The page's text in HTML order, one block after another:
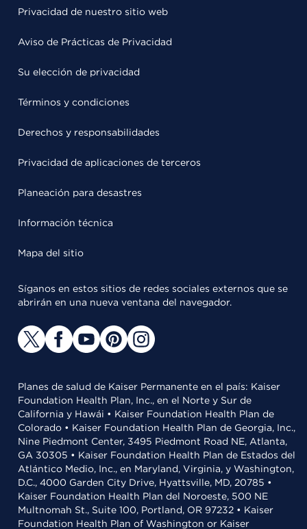
Privacidad de nuestro sitio web
Aviso de Prácticas de Privacidad
Su elección de privacidad
Términos y condiciones
Derechos y responsabilidades
Privacidad de aplicaciones de terceros
Planeación para desastres
Información técnica
Mapa del sitio
Síganos en estos sitios de redes sociales externos que se
abrirán en una nueva ventana del navegador.
Planes de salud de Kaiser Permanente en el país: Kaiser
Foundation Health Plan, Inc., en el Norte y Sur de
California y Hawái • Kaiser Foundation Health Plan de
Colorado • Kaiser Foundation Health Plan de Georgia, Inc.,
Nine Piedmont Center, 3495 Piedmont Road NE, Atlanta,
GA 30305 • Kaiser Foundation Health Plan de Estados del
Atlántico Medio, Inc., en Maryland, Virginia, y Washington,
D.C., 4000 Garden City Drive, Hyattsville, MD, 20785 •
Kaiser Foundation Health Plan del Noroeste, 500 NE
Multnomah St., Suite 100, Portland, OR 97232 • Kaiser
Foundation Health Plan of Washington or Kaiser